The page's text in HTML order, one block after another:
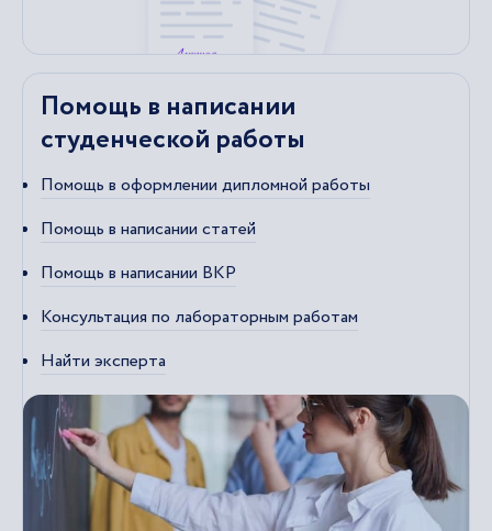
Помощь в написании
студенческой работы
Помощь в оформлении дипломной работы
Помощь в написании статей
Помощь в написании ВКР
Консультация по лабораторным работам
Найти эксперта